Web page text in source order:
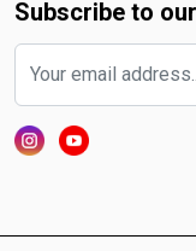
Subscribe to